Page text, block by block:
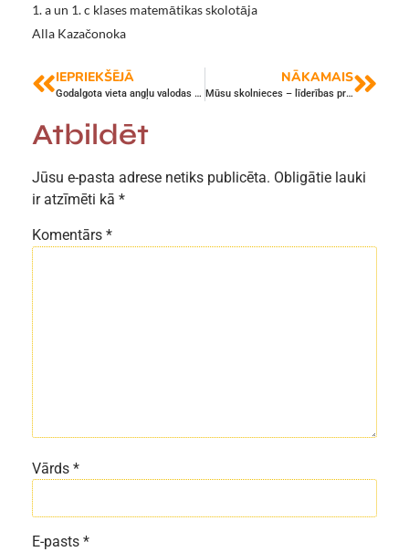
1. a un 1. c klases matemātikas skolotāja
Alla Kazačonoka
IEPRIEKŠĒJĀ
Godalgota vieta angļu valodas burtošanas konkursā “Spelling Bee”
NĀKAMAIS
Mūsu skolnieces – līderības programmas Future Heroes dalībnieces
Atbildēt
Jūsu e-pasta adrese netiks publicēta. Obligātie lauki
ir atzīmēti kā *
Komentārs *
Vārds *
E-pasts *